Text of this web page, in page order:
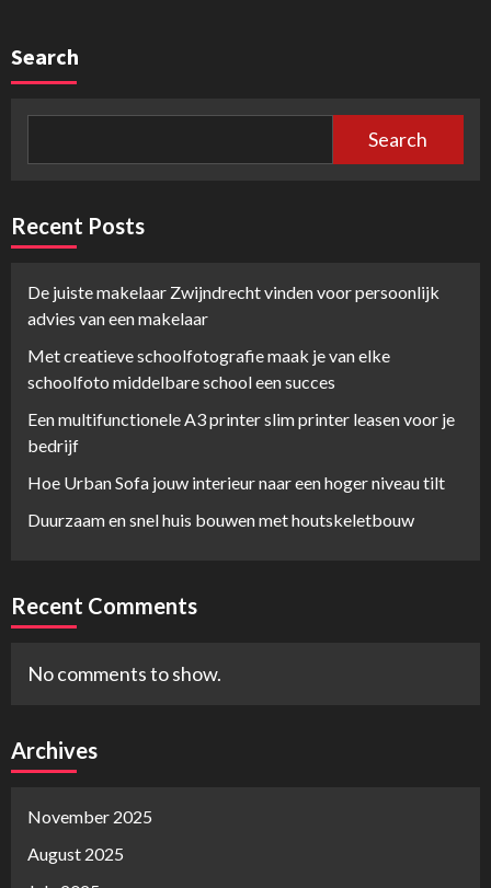
Search
Search
Recent Posts
De juiste makelaar Zwijndrecht vinden voor persoonlijk
advies van een makelaar
Met creatieve schoolfotografie maak je van elke
schoolfoto middelbare school een succes
Een multifunctionele A3 printer slim printer leasen voor je
bedrijf
Hoe Urban Sofa jouw interieur naar een hoger niveau tilt
Duurzaam en snel huis bouwen met houtskeletbouw
Recent Comments
No comments to show.
Archives
November 2025
August 2025